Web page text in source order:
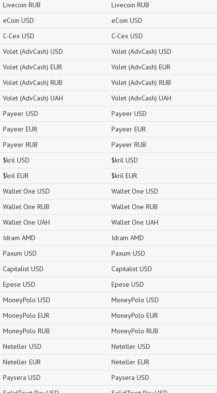
Livecoin RUB
eCoin USD
C-Cex USD
Volet (AdvCash) USD
Volet (AdvCash) EUR
Volet (AdvCash) RUB
Volet (AdvCash) UAH
Payeer USD
Payeer EUR
Payeer RUB
$kril USD
$kril EUR
Wallet One USD
Wallet One RUB
Wallet One UAH
Idram AMD
Paxum USD
Capitalist USD
Epese USD
MoneyPolo USD
MoneyPolo EUR
MoneyPolo RUB
Neteller USD
Neteller EUR
Paysera USD
Livecoin RUB
eCoin USD
C-Cex USD
Volet (AdvCash) USD
Volet (AdvCash) EUR
Volet (AdvCash) RUB
Volet (AdvCash) UAH
Payeer USD
Payeer EUR
Payeer RUB
$kril USD
$kril EUR
Wallet One USD
Wallet One RUB
Wallet One UAH
Idram AMD
Paxum USD
Capitalist USD
Epese USD
MoneyPolo USD
MoneyPolo EUR
MoneyPolo RUB
Neteller USD
Neteller EUR
Paysera USD